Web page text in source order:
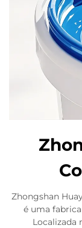
Zhongshan
é uma
Localizada